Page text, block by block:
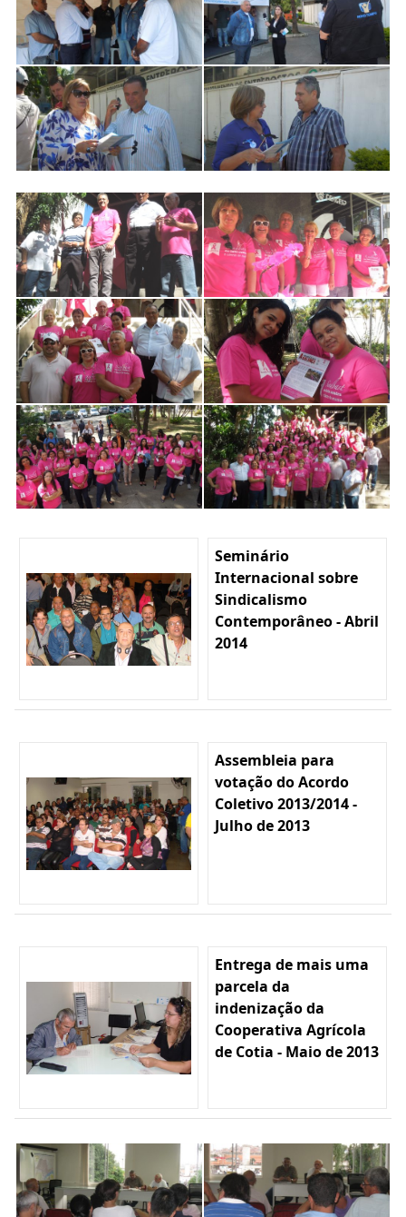
Seminário
Internacional sobre
Sindicalismo
Contemporâneo - Abril
2014
Assembleia para
votação do Acordo
Coletivo 2013/2014 -
Julho de 2013
Entrega de mais uma
parcela da
indenização da
Cooperativa Agrícola
de Cotia - Maio de 2013